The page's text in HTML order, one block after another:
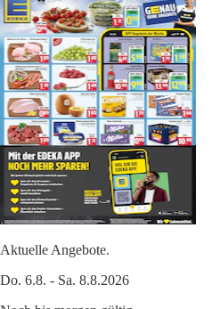
Aktuelle Angebote.
Do. 6.8. - Sa. 8.8.2026